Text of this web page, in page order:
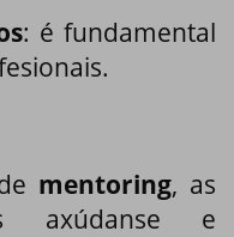
: é fundamental
mentoring, as
axúdanse e